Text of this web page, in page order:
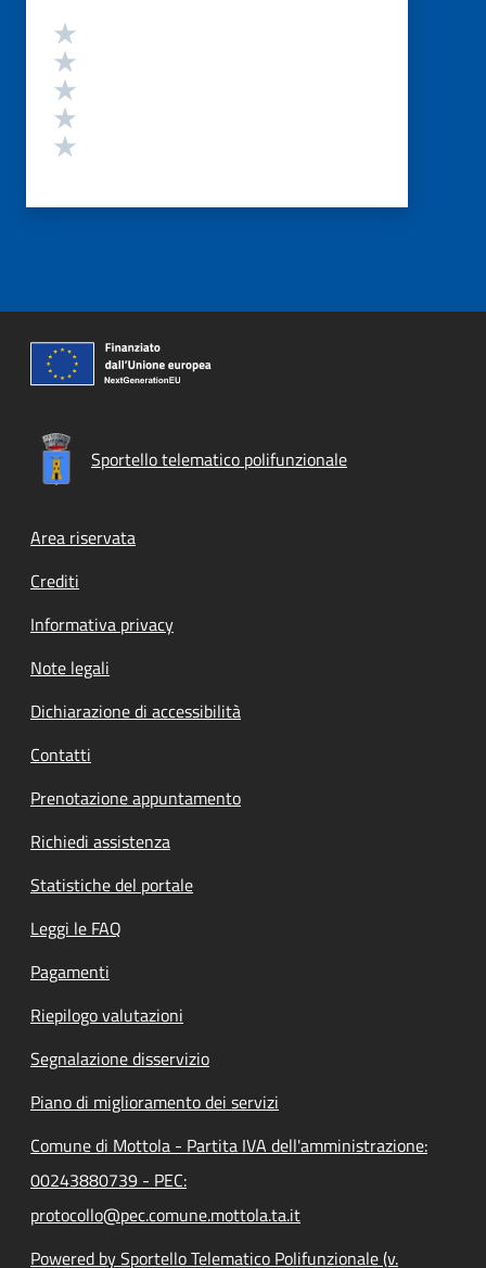
Valutazione
Sportello telematico polifunzionale
Footer menu
Area riservata
Crediti
Informativa privacy
Note legali
Dichiarazione di accessibilità
Contatti
Prenotazione appuntamento
Richiedi assistenza
Statistiche del portale
Leggi le FAQ
Pagamenti
Riepilogo valutazioni
Segnalazione disservizio
Piano di miglioramento dei servizi
Comune di Mottola - Partita IVA dell'amministrazione:
00243880739 - PEC:
protocollo@pec.comune.mottola.ta.it
Powered by Sportello Telematico Polifunzionale (v.